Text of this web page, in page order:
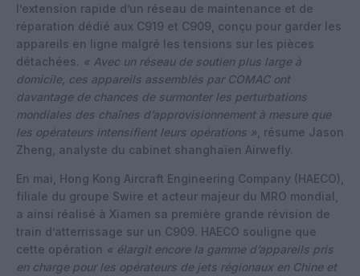
l’extension rapide d’un réseau de maintenance et de
réparation dédié aux C919 et C909, conçu pour garder les
appareils en ligne malgré les tensions sur les pièces
détachées. « Avec un réseau de soutien plus large à
domicile, ces appareils assemblés par COMAC ont
davantage de chances de surmonter les perturbations
mondiales des chaînes d’approvisionnement à mesure que
les opérateurs intensifient leurs opérations » , résume Jason
Zheng, analyste du cabinet shanghaïen Airwefly.
En mai, Hong Kong Aircraft Engineering Company (HAECO),
filiale du groupe Swire et acteur majeur du MRO mondial,
a ainsi réalisé à Xiamen sa première grande révision de
train d’atterrissage sur un C909. HAECO souligne que
cette opération « élargit encore la gamme d’appareils pris
en charge pour les opérateurs de jets régionaux en Chine et